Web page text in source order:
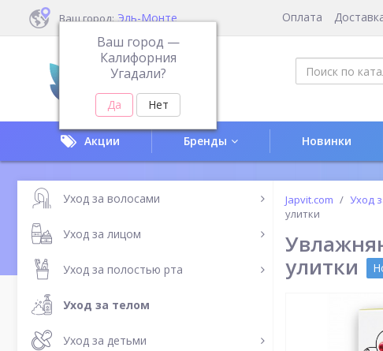
Ваш город: Эль-Монте
Ваш город —
Калифорния
Угадали?
Оплата
Акции Бренды Новинки
Уход за волосами
Уход за лицом
Уход за полостью рта
Уход за телом
Уход за детьми
Japvit.com Уход
улитки
улитки